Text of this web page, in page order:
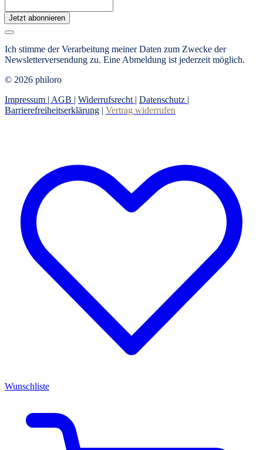
Jetzt abonnieren
Ich stimme der Verarbeitung meiner Daten zum Zwecke der
Newsletterversendung zu. Eine Abmeldung ist jederzeit möglich.
© 2026 philoro
Impressum | AGB | Widerrufsrecht | Datenschutz |
Barrierefreiheitserklärung | Vertrag widerrufen
Wunschliste